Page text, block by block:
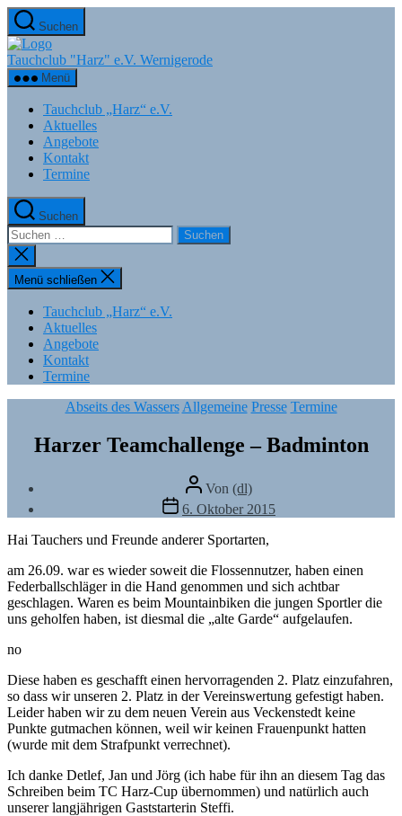
Zum
Inhalt
springen
Suchen
Tauchclub "Harz" e.V. Wernigerode
Menü
Tauchclub „Harz“ e.V.
Aktuelles
Angebote
Kontakt
Termine
Suchen
Suchen
nach:
Suche
schließen
Menü schließen
Tauchclub „Harz“ e.V.
Aktuelles
Angebote
Kontakt
Termine
Kategorien
Abseits des Wassers Allgemeine Presse Termine
Harzer Teamchallenge – Badminton
Beitragsautor
Von (dl)
Veröffentlichungsdatum
6. Oktober 2015
Hai Tauchers und Freunde anderer Sportarten,
am 26.09. war es wieder soweit die Flossennutzer, haben einen
Federballschläger in die Hand genommen und sich achtbar
geschlagen. Waren es beim Mountainbiken die jungen Sportler die
uns geholfen haben, ist diesmal die „alte Garde“ aufgelaufen.
no
Diese haben es geschafft einen hervorragenden 2. Platz einzufahren,
so dass wir unseren 2. Platz in der Vereinswertung gefestigt haben.
Leider haben wir zu dem neuen Verein aus Veckenstedt keine
Punkte gutmachen können, weil wir keinen Frauenpunkt hatten
(wurde mit dem Strafpunkt verrechnet).
Ich danke Detlef, Jan und Jörg (ich habe für ihn an diesem Tag das
Schreiben beim TC Harz-Cup übernommen) und natürlich auch
unserer langjährigen Gaststarterin Steffi.